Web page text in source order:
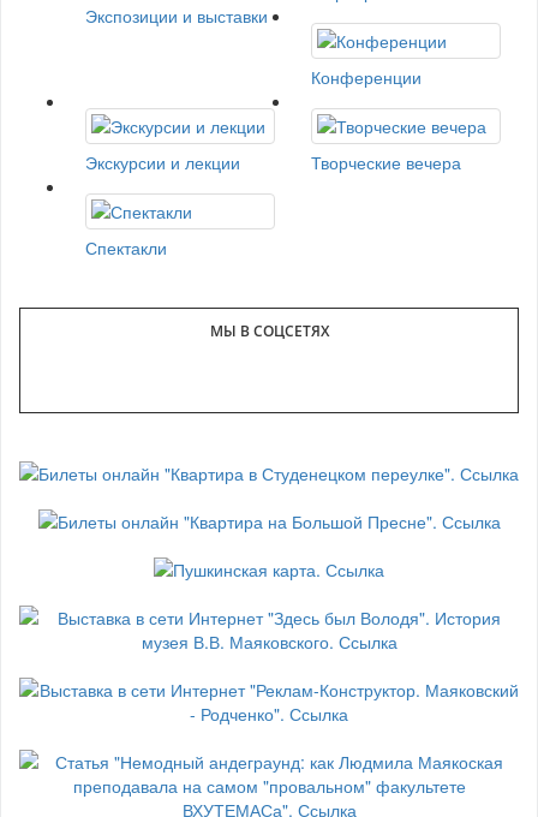
Экспозиции и выставки
Конференции
Экскурсии и лекции Творческие вечера
Спектакли
МЫ В СОЦСЕТЯХ